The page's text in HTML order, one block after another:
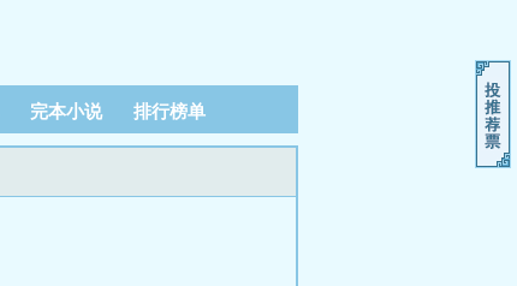
完本小说 排行榜单